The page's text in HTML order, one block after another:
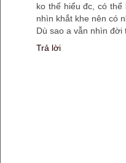
ko thể hiểu đc, có
nhìn khắt khe nên có
Dù sao a vẫn nhìn
Trả lời